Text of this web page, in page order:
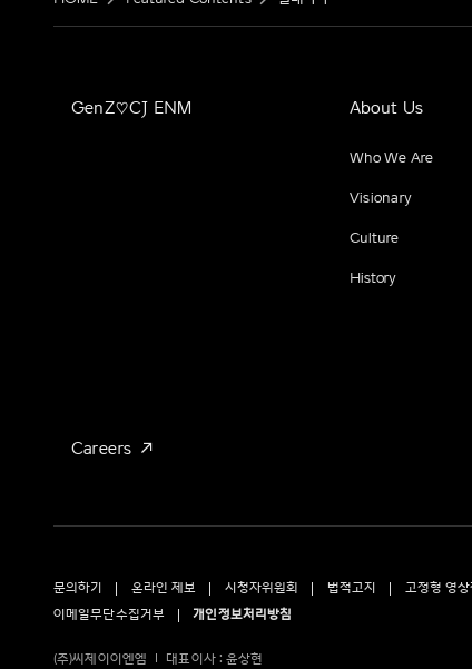
GenZ♡CJ ENM About Us
Who We Are
Visionary
Culture
History
Careers
문의하기 온라인 제보 시청자위원회 법적고지
고정형 영
이메일무단수집거부
개인정보처리방침
(주)씨제이이엔엠 대표이사 : 윤상현